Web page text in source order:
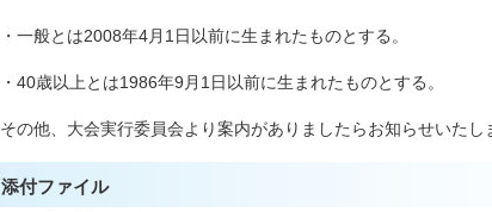
・一般とは2008年4月1日以前に生まれたものとする。
・40歳以上とは1986年9月1日以前に生まれたものとする。
その他、大会実行委員会より案内がありましたらお知らせいたし
添付ファイル